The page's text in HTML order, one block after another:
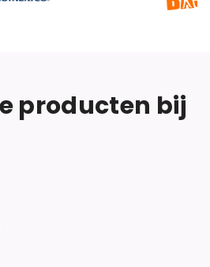
producten bij